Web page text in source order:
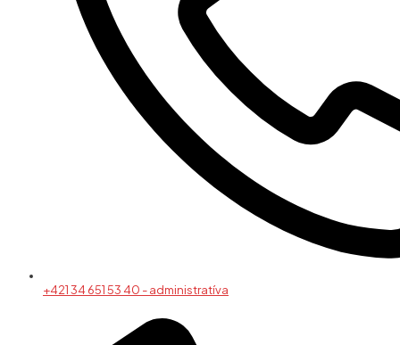
+421 34 651 53 40 - administratíva